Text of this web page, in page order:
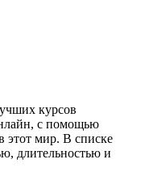
курсов
с помощью
этот мир. В списке
длительностью и